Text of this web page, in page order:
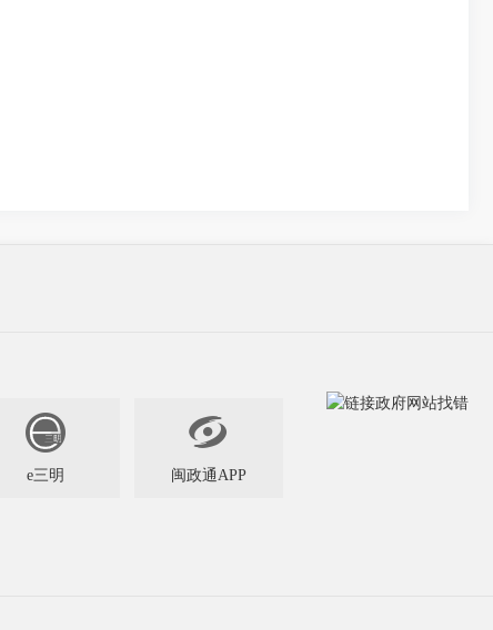
e三明

闽政通APP